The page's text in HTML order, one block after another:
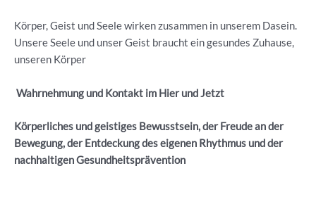
Körper, Geist und Seele wirken zusammen in unserem Dasein.
Unsere Seele und unser Geist braucht ein gesundes Zuhause,
unseren Körper
Wahrnehmung und Kontakt im Hier und Jetzt
Körperliches und geistiges Bewusstsein, der Freude an der
Bewegung, der Entdeckung des eigenen Rhythmus und der
nachhaltigen Gesundheitsprävention